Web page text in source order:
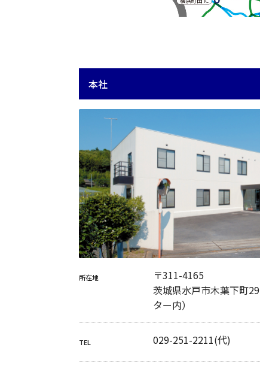
本社
所在地
〒311-4165
茨城県水戸市木葉下町
ター内）
TEL 029-251-2211(代)